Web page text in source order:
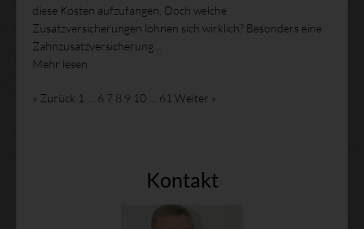
diese Kosten aufzufangen. Doch welche
Zusatzversicherungen lohnen sich wirklich? Besonders eine
Zahnzusatzversicherung…
Mehr lesen
« Zurück 1 6 7 8 9 10 61 Weiter »
Kontakt